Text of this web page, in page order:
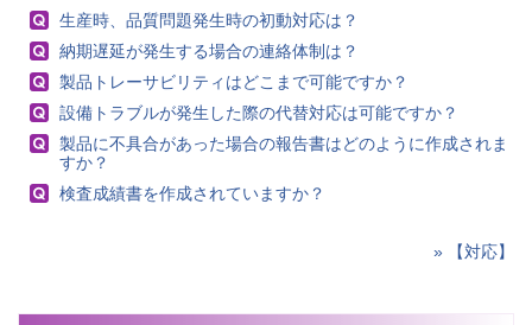
生産時、品質問題発生時の初動対応は？
納期遅延が発生する場合の連絡体制は？
製品トレーサビリティはどこまで可能ですか？
設備トラブルが発生した際の代替対応は可能ですか？
製品に不具合があった場合の報告書はどのように作成されま
すか？
検査成績書を作成されていますか？
» 【対応】